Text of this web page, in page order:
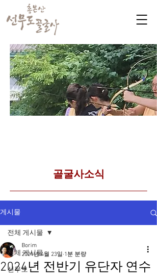
​골굴사소식
게시물
전체 게시물
선무도
전체 게시물
2024년 전반기 유단자 연수
Borim
2024년 4월 23일 1분 분량